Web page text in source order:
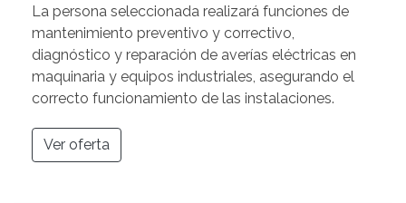
La persona seleccionada realizará funciones de
mantenimiento preventivo y correctivo,
diagnóstico y reparación de averías eléctricas en
maquinaria y equipos industriales, asegurando el
correcto funcionamiento de las instalaciones.
Ver oferta